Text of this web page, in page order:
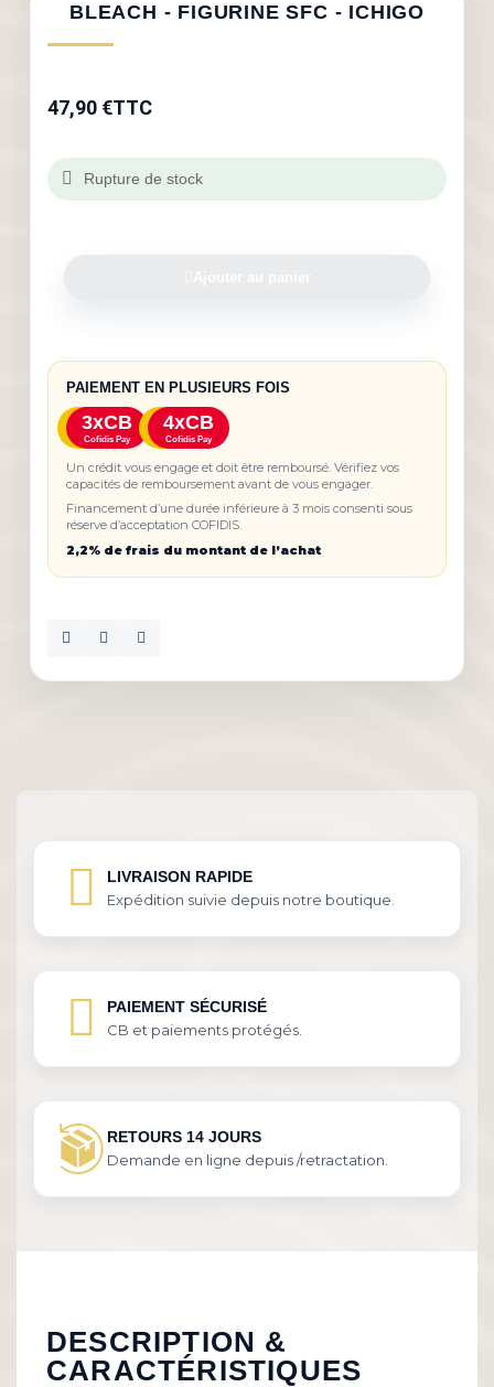
BLEACH - FIGURINE SFC - ICHIGO
47,90 €TTC
Rupture de stock
PAIEMENT EN PLUSIEURS FOIS
3xCB
Cofidis Pay
4xCB
Cofidis Pay
Un crédit vous engage et doit être remboursé. Vérifiez vos
capacités de remboursement avant de vous engager.
Financement d’une durée inférieure à 3 mois consenti sous
réserve d’acceptation COFIDIS.
2,2% de frais du montant de l’achat
LIVRAISON RAPIDE
Expédition suivie depuis notre boutique.
PAIEMENT SÉCURISÉ
CB et paiements protégés.
RETOURS 14 JOURS
Demande en ligne depuis /retractation.
DESCRIPTION &
CARACTÉRISTIQUES